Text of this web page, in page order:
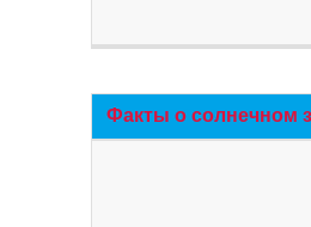
Факты о солнечном